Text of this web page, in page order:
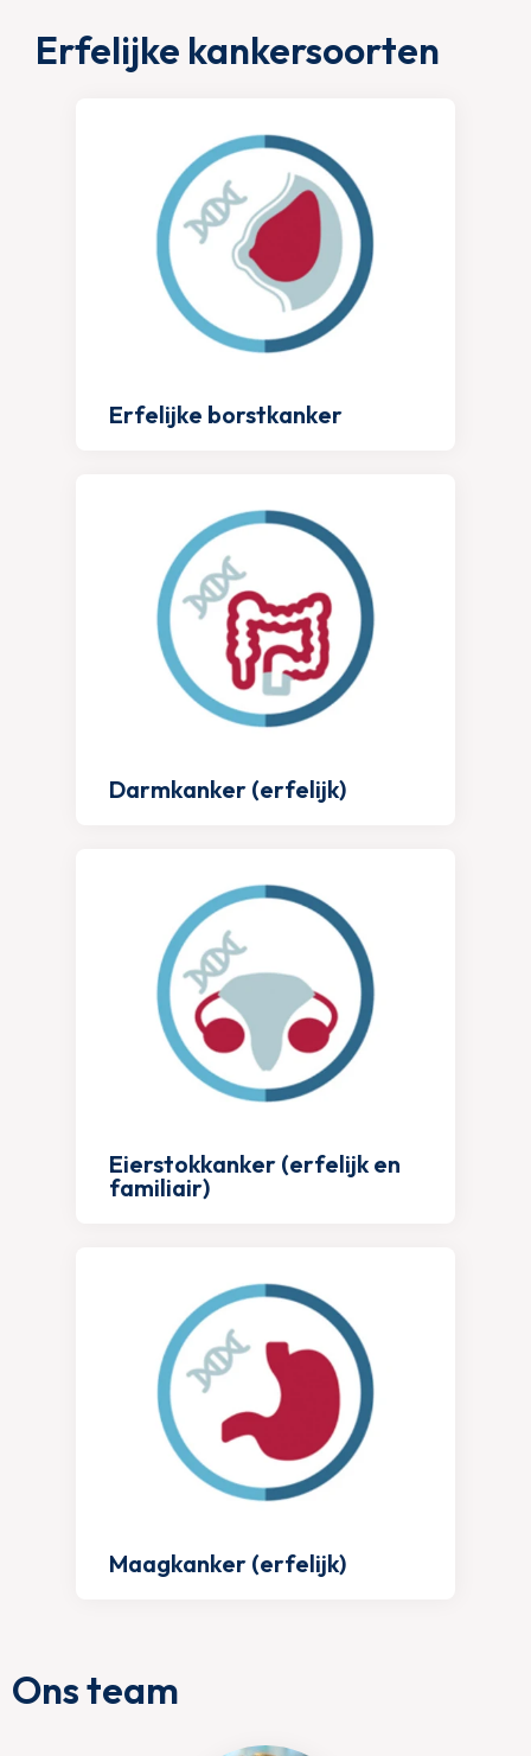
Erfelijke kankersoorten
Erfelijke borstkanker
Darmkanker (erfelijk)
Eierstokkanker (erfelijk en
familiair)
Maagkanker (erfelijk)
Ons team